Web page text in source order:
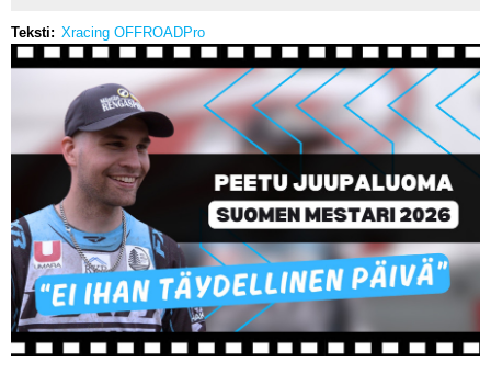
Luo uusi käyttäjätili
Vaihda salasana
MOTOCROSS
CROSS COUNTRY
MUUT LAJIT
YLEISTÄ ALALTA
LUE DIGILEHDET
ASIAKASPALVELU JA
OHJEET
MEDIATIEDOT
Teksti Xracing OFFROADPro